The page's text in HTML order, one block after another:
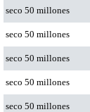
seco 50 millones
seco 50 millones
seco 50 millones
seco 50 millones
seco 50 millones